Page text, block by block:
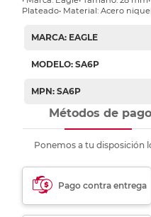
Plateado• Material: Acero
MARCA: EAGLE
MODELO: SA6P
MPN: SA6P
Métodos de pago
Ponemos a tu disposición
Pago contra entrega